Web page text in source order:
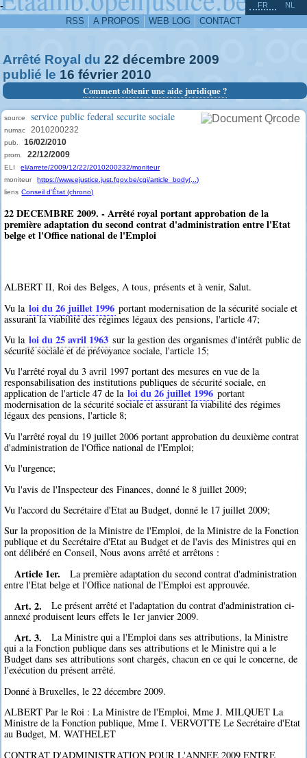
-
RSS A PROPOS WEB LOG CONTACT
FR NL
Arrêté Royal du 22 décembre 2009
publié le 16 février 2010
Comment obtenir une aide juridique ?
source service public federal securite sociale
numac 2010200232
pub. 16/02/2010
prom. 22/12/2009
ELI
eli/arrete/2009/12/22/2010200232/moniteur
moniteur
https://www.ejustice.just.fgov.be/cgi/article_body(...)
liens Conseil d'État (chrono)
22 DECEMBRE 2009. - Arrêté royal portant approbation de la
première adaptation du second contrat d'administration entre l'Etat
belge et l'Office national de l'Emploi
ALBERT II, Roi des Belges, A tous, présents et à venir, Salut.
Vu la loi du 26 juillet 1996 portant modernisation de la sécurité sociale et
assurant la viabilité des régimes légaux des pensions, l'article 47;
Vu la loi du 25 avril 1963 sur la gestion des organismes d'intérêt public de
sécurité sociale et de prévoyance sociale, l'article 15;
Vu l'arrêté royal du 3 avril 1997 portant des mesures en vue de la
responsabilisation des institutions publiques de sécurité sociale, en
application de l'article 47 de la loi du 26 juillet 1996 portant
modernisation de la sécurité sociale et assurant la viabilité des régimes
légaux des pensions, l'article 8;
Vu l'arrêté royal du 19 juillet 2006 portant approbation du deuxième contrat
d'administration de l'Office national de l'Emploi;
Vu l'urgence;
Vu l'avis de l'Inspecteur des Finances, donné le 8 juillet 2009;
Vu l'accord du Secrétaire d'Etat au Budget, donné le 17 juillet 2009;
Sur la proposition de la Ministre de l'Emploi, de la Ministre de la Fonction
publique et du Secrétaire d'Etat au Budget et de l'avis des Ministres qui en
ont délibéré en Conseil, Nous avons arrêté et arrêtons :
Article 1er.
La première adaptation du second contrat d'administration
entre l'Etat belge et l'Office national de l'Emploi est approuvée.
Art. 2.
Le présent arrêté et l'adaptation du contrat d'administration ci-
annexé produisent leurs effets le 1er janvier 2009.
Art. 3.
La Ministre qui a l'Emploi dans ses attributions, la Ministre
qui a la Fonction publique dans ses attributions et le Ministre qui a le
Budget dans ses attributions sont chargés, chacun en ce qui le concerne, de
l'exécution du présent arrêté.
Donné à Bruxelles, le 22 décembre 2009.
ALBERT Par le Roi : La Ministre de l'Emploi, Mme J. MILQUET La
Ministre de la Fonction publique, Mme I. VERVOTTE Le Secrétaire d'Etat
au Budget, M. WATHELET
CONTRAT D'ADMINISTRATION POUR L'ANNEE 2009 ENTRE
^